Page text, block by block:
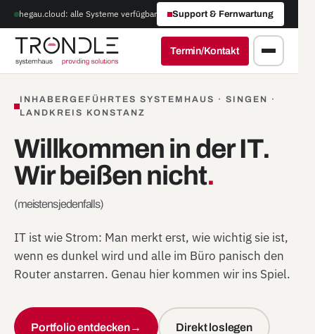
hegau.cloud: alle Systeme verfügbar Support & Fernwartung
Termin/Kontakt
INHABERGEFÜHRTES SYSTEMHAUS · SINGEN ·
LANDKREIS KONSTANZ
Willkommen in der IT.
Wir beißen nicht.
(meistens jedenfalls)
IT ist wie Strom: Man merkt erst, wie wichtig sie ist,
wenn es dunkel wird und alle im Büro panisch den
Router anstarren. Genau hier kommen wir ins Spiel.
Portfolio entdecken→ Direkt loslegen